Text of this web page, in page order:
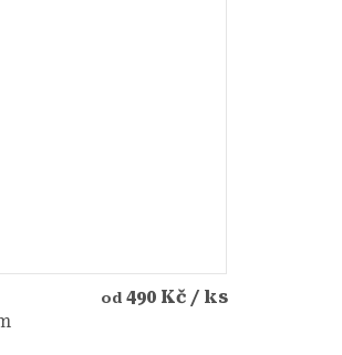
od 490 Kč / ks